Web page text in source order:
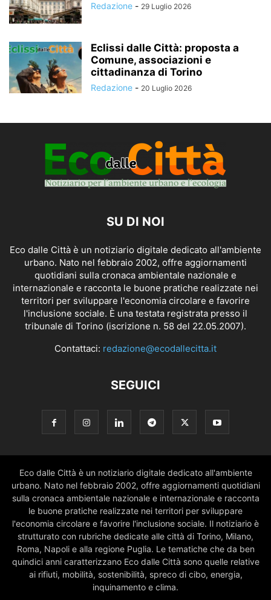
Redazione - 29 Luglio 2026
Eclissi dalle Città: proposta a
Comune, associazioni e
cittadinanza di Torino
Redazione - 20 Luglio 2026
SU DI NOI
Eco dalle Città è un notiziario digitale dedicato all'ambiente
urbano. Nato nel febbraio 2002, offre aggiornamenti
quotidiani sulla cronaca ambientale nazionale e
internazionale e racconta le buone pratiche realizzate nei
territori per sviluppare l'economia circolare e favorire
l'inclusione sociale. È una testata registrata presso il
tribunale di Torino (iscrizione n. 58 del 22.05.2007).
Contattaci: redazione@ecodallecitta.it
SEGUICI
Eco dalle Città è un notiziario digitale dedicato all'ambiente
urbano. Nato nel febbraio 2002, offre aggiornamenti quotidiani
sulla cronaca ambientale nazionale e internazionale e racconta
le buone pratiche realizzate nei territori per sviluppare
l'economia circolare e favorire l'inclusione sociale. Il notiziario è
strutturato con rubriche dedicate alle città di Torino, Milano,
Roma, Napoli e alla regione Puglia. Le tematiche che da ben
quindici anni caratterizzano Eco dalle Città sono quelle relative
ai rifiuti, mobilità, sostenibilità, spreco di cibo, energia,
inquinamento e clima.